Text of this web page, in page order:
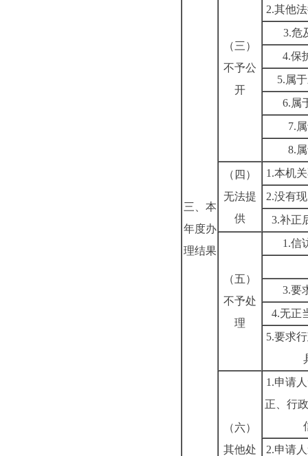
三、本
年度办
理结果
（三）
不予公
开
2.其他
3.危
4.保
5.属
6.属
7.
8.
（四）
无法提
供
1.本机
2.没有
3.补正
（五）
不予处
理
1.信
3.要
4.无正
5.要求
（六）
其他处
1.申请
正、行
2.申请